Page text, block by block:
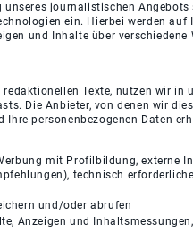
unseres journalistischen
ein. Hierbei werden
und Inhalte über
Texte, nutzen wir in
Die Anbieter, von denen wir
Ihre personenbezogenen Daten
mit Profilbildung, externe
technisch
und/oder abrufen
Anzeigen und